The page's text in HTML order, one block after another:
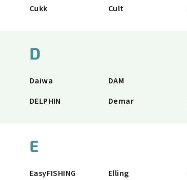
Cukk
Cult
D
Daiwa DAM
DELPHIN
Demar
E
EasyFISHING Elling